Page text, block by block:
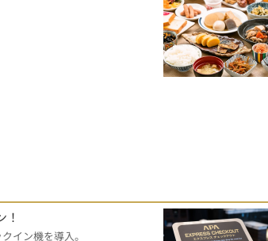
！
イン機を導入。